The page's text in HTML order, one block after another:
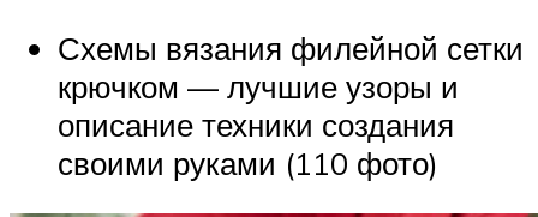
Схемы вязания филейной сетки
крючком — лучшие узоры и
описание техники создания
своими руками (110 фото)